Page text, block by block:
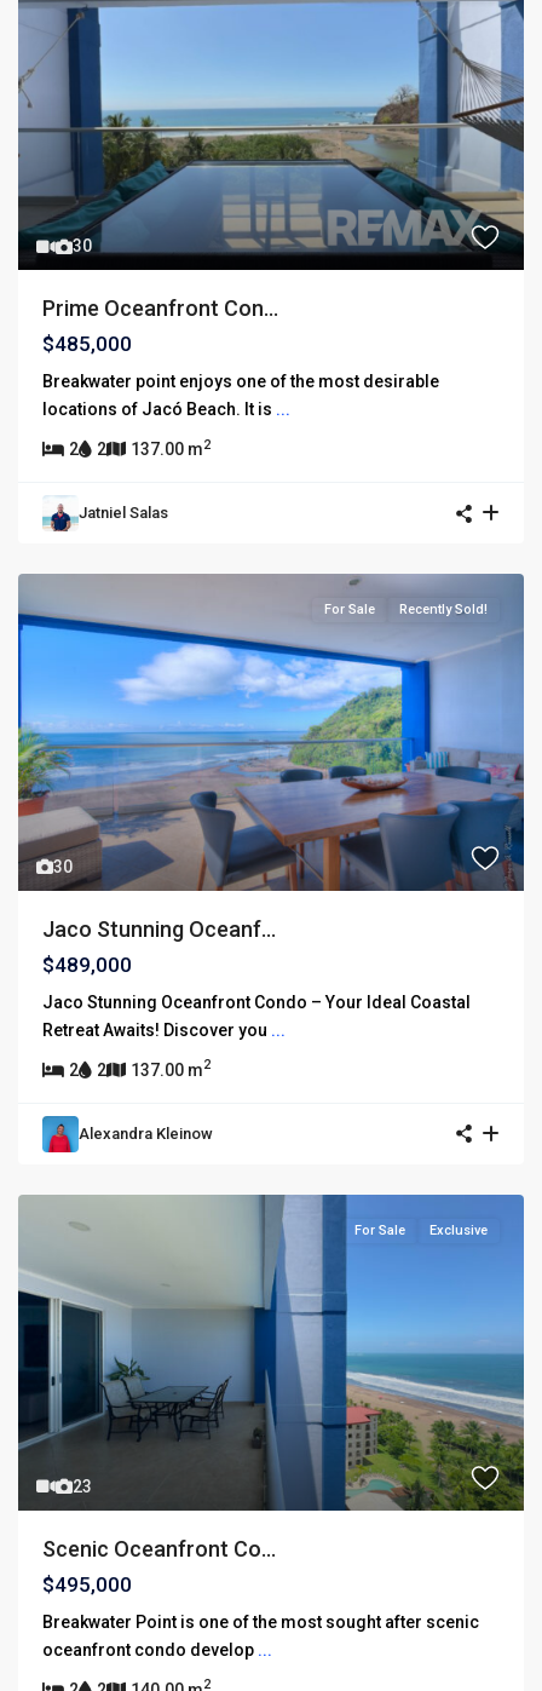
30
Prime Oceanfront Con...
$485,000
Breakwater point enjoys one of the most desirable
locations of Jacó Beach. It is ...
2 2 137.00 m2
Jatniel Salas
30
For Sale Recently Sold!
Jaco Stunning Oceanf...
$489,000
Jaco Stunning Oceanfront Condo – Your Ideal Coastal
Retreat Awaits! Discover you ...
2 2 137.00 m2
Alexandra Kleinow
23
For Sale Exclusive
Scenic Oceanfront Co...
$495,000
Breakwater Point is one of the most sought after scenic
oceanfront condo develop ...
2